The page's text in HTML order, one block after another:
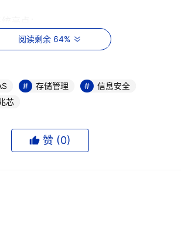
based) 在线重复数据删除 (Inline
技术，节省空间占用，数据传输更
SSD 使用寿命。
空间可以高达 1 PB 容量。ZFS 原生的
以及灵活的存储池架构，支持 Triple
意图日志 (ZFS Intent Log，ZIL) 加速同
阅读剩余 64%
存储管理
信息安全
芯
赞 (0)